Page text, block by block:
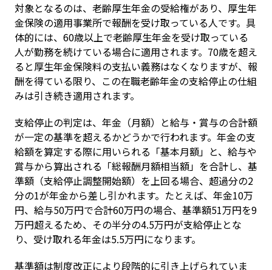
対象となるのは、老齢厚生年金の受給権があり、厚生年
金保険の適用事業所で報酬を受け取っている人です。具
体的には、60歳以上で老齢厚生年金を受け取っている
人が勤務を続けている場合に適用されます。70歳を超え
ると厚生年金保険料の支払い義務はなくなりますが、報
酬を得ている限り、この在職老齢年金の支給停止の仕組
みは引き続き適用されます。
支給停止の判定は、年金（月額）と給与・賞与の合計額
が一定の基準を超えるかどうかで行われます。年金の支
給額を算定する際に用いられる「基本月額」と、給与や
賞与から算出される「総報酬月額相当額」を合計し、基
準額（支給停止調整開始額）を上回る場合、超過分の2
分の1が年金から差し引かれます。たとえば、年金10万
円、給与50万円で合計60万円の場合、基準額51万円を9
万円超えるため、その半分の4.5万円が支給停止とな
り、受け取れる年金は5.5万円になります。
基準額は制度改正により段階的に引き上げられていま